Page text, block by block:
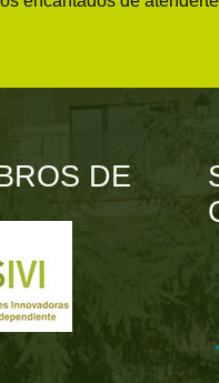
DE